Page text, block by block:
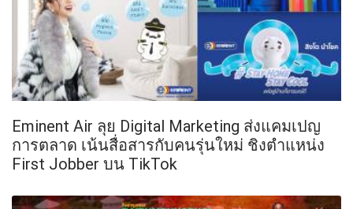
Eminent Air ลุย Digital Marketing ส่งแคมเปญ
การตลาด เน้นสื่อสารกับคนรุ่นใหม่ ชิงตำแหน่ง
First Jobber บน TikTok